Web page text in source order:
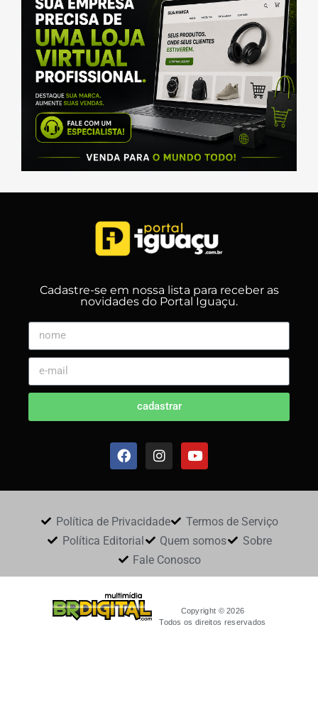
Cadastre-se em nossa lista para receber as
novidades do Portal Iguaçu.
cadastrar
Política de Privacidade
Termos de Serviço
Política Editorial
Quem somos
Sobre
Fale Conosco
Copyright © 2026
Todos os direitos reservados